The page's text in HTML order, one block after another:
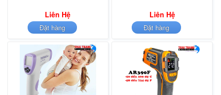
Liên Hệ
Đặt hàng
Liên Hệ
Đặt hàng